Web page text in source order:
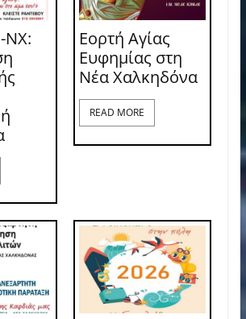
ΝΧ:
Εορτή Αγίας
Ευφημίας στη
Νέα Χαλκηδόνα
READ MORE